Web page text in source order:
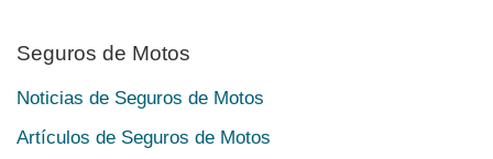
Seguros de Motos
Noticias de Seguros de Motos
Artículos de Seguros de Motos